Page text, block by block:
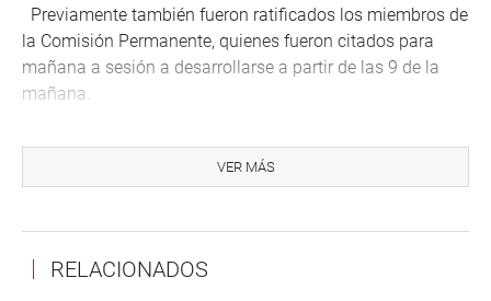
Previamente también fueron ratificados los miembros de
la Comisión Permanente, quienes fueron citados para
mañana a sesión a desarrollarse a partir de las 9 de la
mañana.
Comisión Permanente son Daniel Salaverry Villa
(Presidente), Leyla Chihuán Ramos (Primera
(FP).
VER MÁS
RELACIONADOS